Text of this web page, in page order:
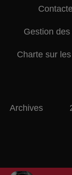
Gestion
Charte sur
Archives